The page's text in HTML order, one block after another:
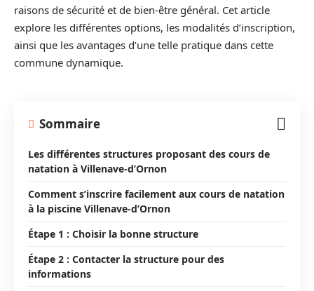
raisons de sécurité et de bien-être général. Cet article
explore les différentes options, les modalités d’inscription,
ainsi que les avantages d’une telle pratique dans cette
commune dynamique.
Sommaire
Les différentes structures proposant des cours de
natation à Villenave-d’Ornon
Comment s’inscrire facilement aux cours de natation
à la piscine Villenave-d’Ornon
Étape 1 : Choisir la bonne structure
Étape 2 : Contacter la structure pour des
informations